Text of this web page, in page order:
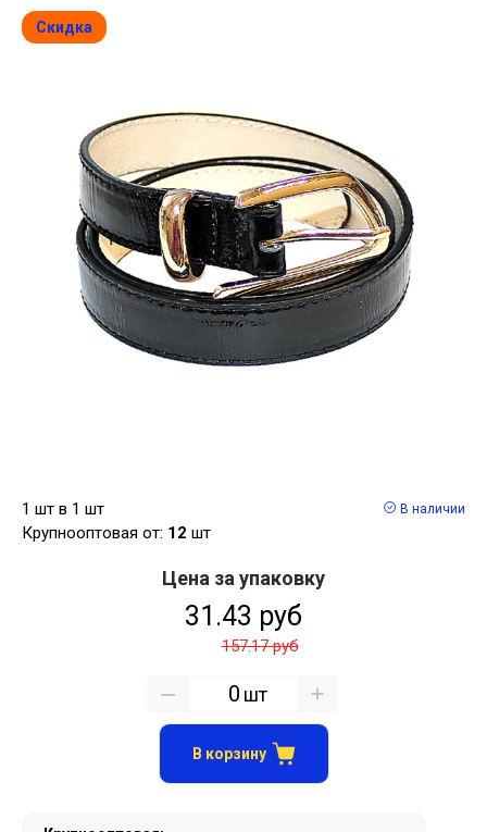
Скидка
1 шт в 1 шт
Крупнооптовая от: 12 шт
В наличии
Цена за упаковку
31.43 руб
157.17 руб
шт
В корзину